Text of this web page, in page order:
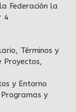
Federación la
4
Términos y
Proyectos,
y Entorno
y